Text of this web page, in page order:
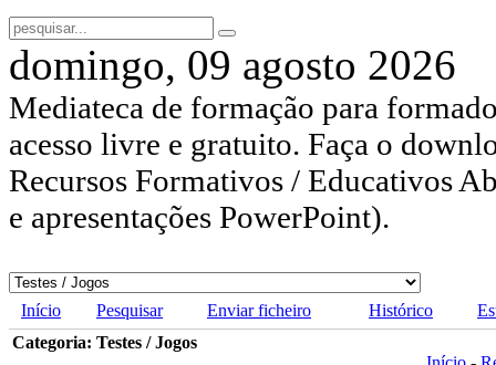
domingo, 09 agosto 2026
Mediateca de formação para
acesso livre e gratuito. Faça o
Recursos Formativos / Educativos
e apresentações PowerPoint).
Início Pesquisar Enviar ficheiro Histórico
Categoria: Testes / Jogos